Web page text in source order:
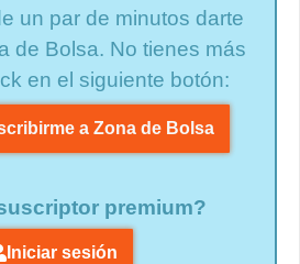
un par de minutos darte
de Bolsa. No tienes más
en el siguiente botón:
a Zona de Bolsa
premium?
Iniciar sesión